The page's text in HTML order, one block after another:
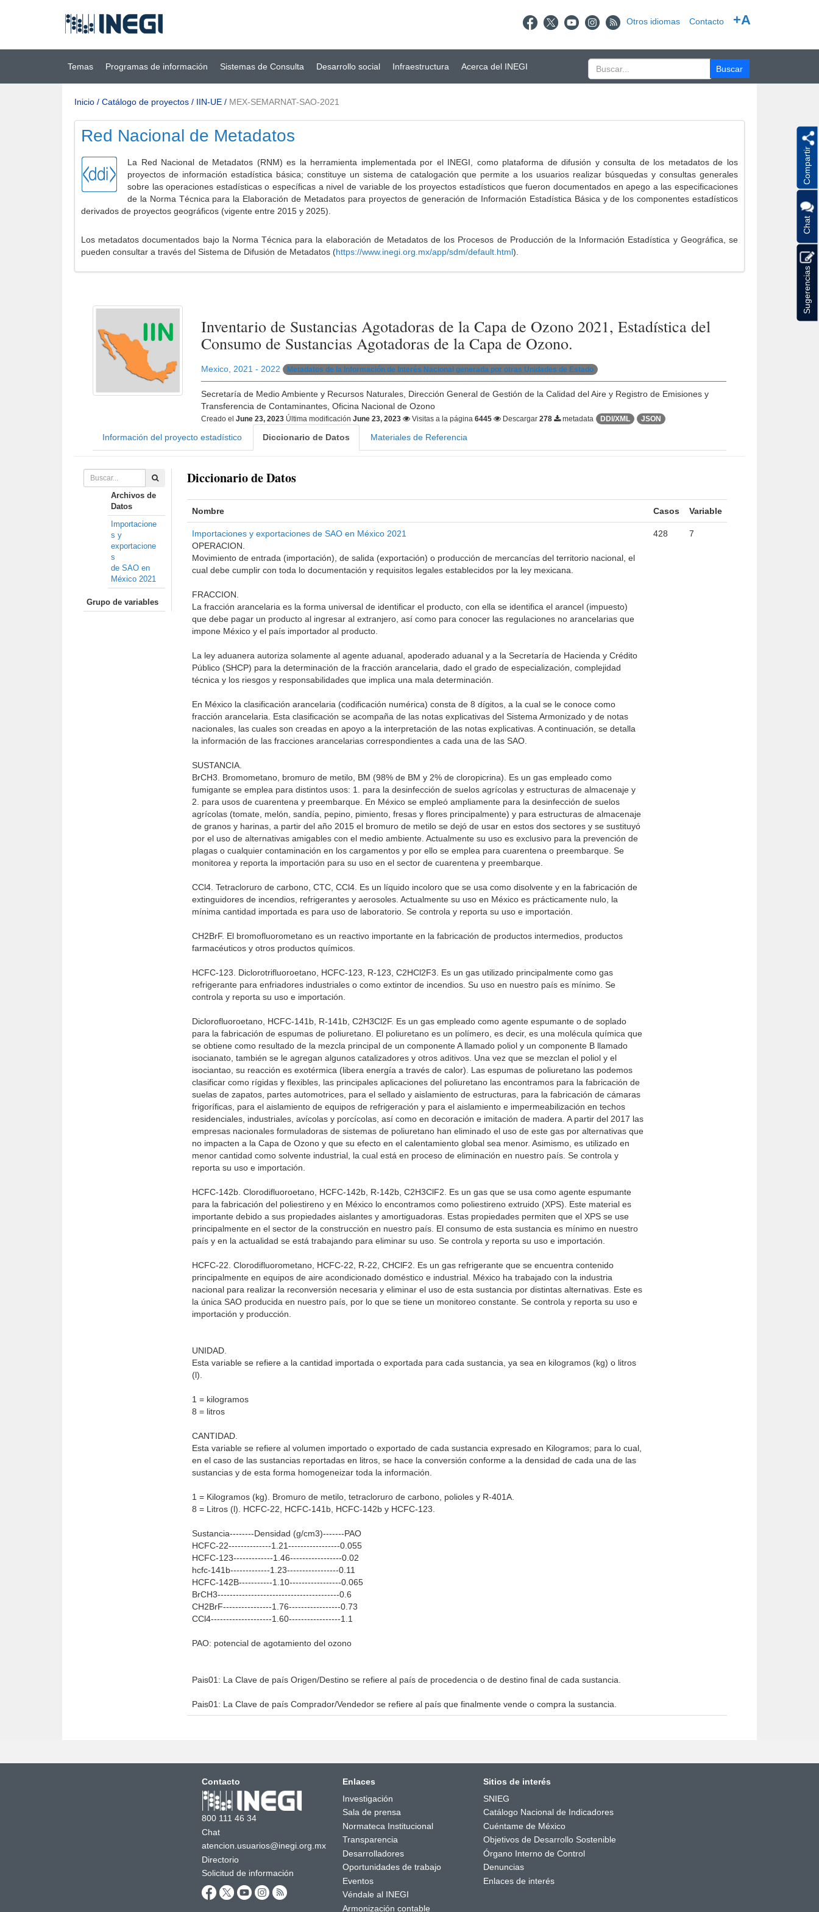
principal
(INEGI) Otros idiomas Contacto +A
Temas Programas de información Sistemas de Consulta Desarrollo social Infraestructura Acerca del INEGI
Inicio / Catálogo de proyectos / IIN-UE / MEX-SEMARNAT-SAO-2021
Red Nacional de Metadatos
La Red Nacional de Metadatos (RNM) es la herramienta implementada por el INEGI, como plataforma de difusión y consulta de los metadatos de los
proyectos de información estadística básica; constituye un sistema de catalogación que permite a los usuarios realizar búsquedas y consultas generales
sobre las operaciones estadísticas o específicas a nivel de variable de los proyectos estadísticos que fueron documentados en apego a las especificaciones
de la Norma Técnica para la Elaboración de Metadatos para proyectos de generación de Información Estadística Básica y de los componentes estadísticos
derivados de proyectos geográficos (vigente entre 2015 y 2025).
Los metadatos documentados bajo la Norma Técnica para la elaboración de Metadatos de los Procesos de Producción de la Información Estadística y Geográfica, se
pueden consultar a través del Sistema de Difusión de Metadatos (https://www.inegi.org.mx/app/sdm/default.html).
Inventario de Sustancias Agotadoras de la Capa de Ozono 2021, Estadística del
Consumo de Sustancias Agotadoras de la Capa de Ozono.
Mexico 2021 - 2022 Metadatos de la Información de Interés Nacional generada por otras Unidades de Estado
Secretaría de Medio Ambiente y Recursos Naturales, Dirección General de Gestión de la Calidad del Aire y Registro de Emisiones y
Transferencia de Contaminantes, Oficina Nacional de Ozono
Creado elJune 23, 2023 Última modificaciónJune 23, 2023 Visitas a la página6445 Descargar278 metadata DDI/XML JSON
Información del proyecto estadístico Diccionario de Datos Materiales de Referencia
Archivos de
Datos
Importacione
s y
exportacione
s
de SAO en
México 2021
Grupo de variables
Diccionario de Datos
Nombre Casos Variable
Importaciones y exportaciones de SAO en México 2021
OPERACION.
Movimiento de entrada (importación), de salida (exportación) o producción de mercancías del territorio nacional, el
cual debe cumplir con toda lo documentación y requisitos legales establecidos por la ley mexicana.
FRACCION.
La fracción arancelaria es la forma universal de identificar el producto, con ella se identifica el arancel (impuesto)
que debe pagar un producto al ingresar al extranjero, así como para conocer las regulaciones no arancelarias que
impone México y el país importador al producto.
La ley aduanera autoriza solamente al agente aduanal, apoderado aduanal y a la Secretaría de Hacienda y Crédito
Público (SHCP) para la determinación de la fracción arancelaria, dado el grado de especialización, complejidad
técnica y los riesgos y responsabilidades que implica una mala determinación.
En México la clasificación arancelaria (codificación numérica) consta de 8 dígitos, a la cual se le conoce como
fracción arancelaria. Esta clasificación se acompaña de las notas explicativas del Sistema Armonizado y de notas
nacionales, las cuales son creadas en apoyo a la interpretación de las notas explicativas. A continuación, se detalla
la información de las fracciones arancelarias correspondientes a cada una de las SAO.
SUSTANCIA.
BrCH3. Bromometano, bromuro de metilo, BM (98% de BM y 2% de cloropicrina). Es un gas empleado como
fumigante se emplea para distintos usos: 1. para la desinfección de suelos agrícolas y estructuras de almacenaje y
2. para usos de cuarentena y preembarque. En México se empleó ampliamente para la desinfección de suelos
agrícolas (tomate, melón, sandía, pepino, pimiento, fresas y flores principalmente) y para estructuras de almacenaje
de granos y harinas, a partir del año 2015 el bromuro de metilo se dejó de usar en estos dos sectores y se sustituyó
por el uso de alternativas amigables con el medio ambiente. Actualmente su uso es exclusivo para la prevención de
plagas o cualquier contaminación en los cargamentos y por ello se emplea para cuarentena o preembarque. Se
monitorea y reporta la importación para su uso en el sector de cuarentena y preembarque.
CCl4. Tetracloruro de carbono, CTC, CCl4. Es un líquido incoloro que se usa como disolvente y en la fabricación de
extinguidores de incendios, refrigerantes y aerosoles. Actualmente su uso en México es prácticamente nulo, la
mínima cantidad importada es para uso de laboratorio. Se controla y reporta su uso e importación.
CH2BrF. El bromofluorometano es un reactivo importante en la fabricación de productos intermedios, productos
farmacéuticos y otros productos químicos.
HCFC-123. Diclorotrifluoroetano, HCFC-123, R-123, C2HCl2F3. Es un gas utilizado principalmente como gas
refrigerante para enfriadores industriales o como extintor de incendios. Su uso en nuestro país es mínimo. Se
controla y reporta su uso e importación.
Diclorofluoroetano, HCFC-141b, R-141b, C2H3Cl2F. Es un gas empleado como agente espumante o de soplado
para la fabricación de espumas de poliuretano. El poliuretano es un polímero, es decir, es una molécula química que
se obtiene como resultado de la mezcla principal de un componente A llamado poliol y un componente B llamado
isocianato, también se le agregan algunos catalizadores y otros aditivos. Una vez que se mezclan el poliol y el
isociantao, su reacción es exotérmica (libera energía a través de calor). Las espumas de poliuretano las podemos
clasificar como rígidas y flexibles, las principales aplicaciones del poliuretano las encontramos para la fabricación de
suelas de zapatos, partes automotrices, para el sellado y aislamiento de estructuras, para la fabricación de cámaras
frigoríficas, para el aislamiento de equipos de refrigeración y para el aislamiento e impermeabilización en techos
residenciales, industriales, avícolas y porcícolas, así como en decoración e imitación de madera. A partir del 2017 las
empresas nacionales formuladoras de sistemas de poliuretano han eliminado el uso de este gas por alternativas que
no impacten a la Capa de Ozono y que su efecto en el calentamiento global sea menor. Asimismo, es utilizado en
menor cantidad como solvente industrial, la cual está en proceso de eliminación en nuestro país. Se controla y
reporta su uso e importación.
HCFC-142b. Clorodifluoroetano, HCFC-142b, R-142b, C2H3ClF2. Es un gas que se usa como agente espumante
para la fabricación del poliestireno y en México lo encontramos como poliestireno extruido (XPS). Este material es
importante debido a sus propiedades aislantes y amortiguadoras. Estas propiedades permiten que el XPS se use
principalmente en el sector de la construcción en nuestro país. El consumo de esta sustancia es mínimo en nuestro
país y en la actualidad se está trabajando para eliminar su uso. Se controla y reporta su uso e importación.
HCFC-22. Clorodifluorometano, HCFC-22, R-22, CHClF2. Es un gas refrigerante que se encuentra contenido
principalmente en equipos de aire acondicionado doméstico e industrial. México ha trabajado con la industria
nacional para realizar la reconversión necesaria y eliminar el uso de esta sustancia por distintas alternativas. Este es
la única SAO producida en nuestro país, por lo que se tiene un monitoreo constante. Se controla y reporta su uso e
importación y producción.
UNIDAD.
Esta variable se refiere a la cantidad importada o exportada para cada sustancia, ya sea en kilogramos (kg) o litros
(l).
1 = kilogramos
8 = litros
CANTIDAD.
Esta variable se refiere al volumen importado o exportado de cada sustancia expresado en Kilogramos; para lo cual,
en el caso de las sustancias reportadas en litros, se hace la conversión conforme a la densidad de cada una de las
sustancias y de esta forma homogeneizar toda la información.
1 = Kilogramos (kg). Bromuro de metilo, tetracloruro de carbono, polioles y R-401A.
8 = Litros (l). HCFC-22, HCFC-141b, HCFC-142b y HCFC-123.
Sustancia--------Densidad (g/cm3)-------PAO
HCFC-22--------------1.21-----------------0.055
HCFC-123-------------1.46-----------------0.02
hcfc-141b-------------1.23-----------------0.11
HCFC-142B-----------1.10-----------------0.065
BrCH3----------------------------------------0.6
CH2BrF----------------1.76-----------------0.73
CCl4--------------------1.60-----------------1.1
PAO: potencial de agotamiento del ozono
Pais01: La Clave de país Origen/Destino se refiere al país de procedencia o de destino final de cada sustancia.
Pais01: La Clave de país Comprador/Vendedor se refiere al país que finalmente vende o compra la sustancia.
428 7
Contacto
800 111 46 34
Chat
atencion.usuarios@inegi.org.mx
Directorio
Solicitud de información
Enlaces
Investigación
Sala de prensa
Normateca Institucional
Transparencia
Desarrolladores
Oportunidades de trabajo
Eventos
Véndale al INEGI
Armonización contable
Sitios de interés
SNIEG
Catálogo Nacional de Indicadores
Cuéntame de México
Objetivos de Desarrollo Sostenible
Órgano Interno de Control
Denuncias
Enlaces de interés
Compartir
Chat
Sugerencias